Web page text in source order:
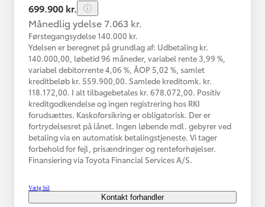
699.900 kr.
Månedlig ydelse 7.063 kr.
Førstegangsydelse 140.000 kr.
Ydelsen er beregnet på grundlag af: Udbetaling kr.
140.000,00, løbetid 96 måneder, variabel rente 3,99 %,
variabel debitorrente 4,06 %, ÅOP 5,02 %, samlet
kreditbeløb kr. 559.900,00. Samlede kreditomk. kr.
118.172,00. I alt tilbagebetales kr. 678.072,00. Positiv
kreditgodkendelse og ingen registrering hos RKI
forudsættes. Kaskoforsikring er obligatorisk. Der er
fortrydelsesret på lånet. Ingen løbende mdl. gebyrer ved
betaling via en automatisk betalingstjeneste. Vi tager
forbehold for fejl, prisændringer og renteforhøjelser.
Finansiering via Toyota Financial Services A/S.
Vælg bil
Kontakt forhandler